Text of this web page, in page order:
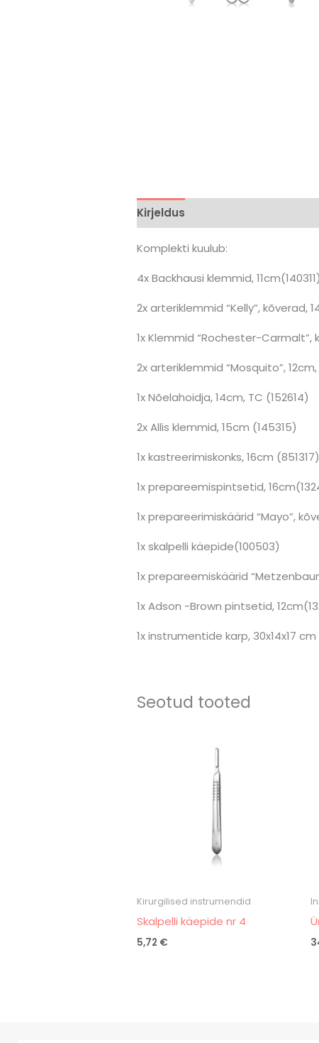
Kirjeldus
Komplekti kuulub:
4x Backhausi klemmid, 11cm(140311)
2x arteriklemmid “Kelly”, kõverad,
1x Klemmid “Rochester-Carmalt”,
2x arteriklemmid “Mosquito”,
1x Nõelahoidja, 14cm, TC (152614)
2x Allis klemmid, 15cm (145315)
1x kastreerimiskonks, 16cm (851317)
1x prepareemispintsetid,
1x prepareerimiskäärid “Mayo”,
1x skalpelli käepide(100503)
1x prepareemiskäärid
1x Adson -Brown pintsetid,
1x instrumentide karp, 30x14x17
Seotud tooted
Kirurgilised instrumendid
Skalpelli käepide nr 4
5,72 €